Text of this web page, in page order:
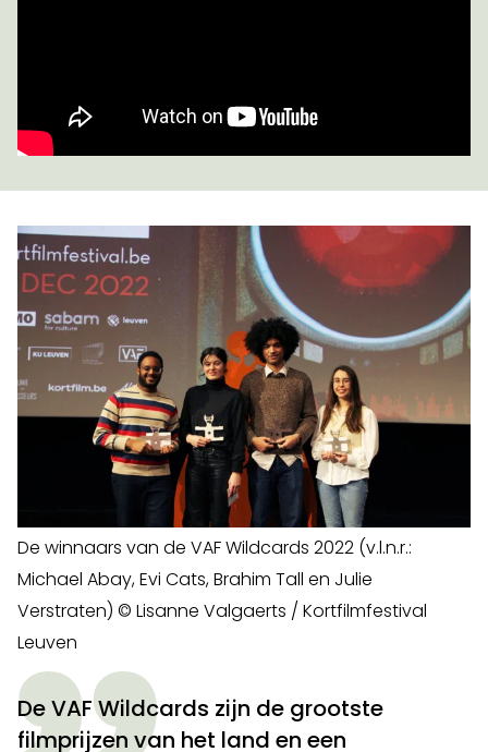
De winnaars van de VAF Wildcards 2022 (v.l.n.r.:
Michael Abay, Evi Cats, Brahim Tall en Julie
Verstraten) © Lisanne Valgaerts / Kortfilmfestival
Leuven
De VAF Wildcards zijn de grootste
filmprijzen van het land en een